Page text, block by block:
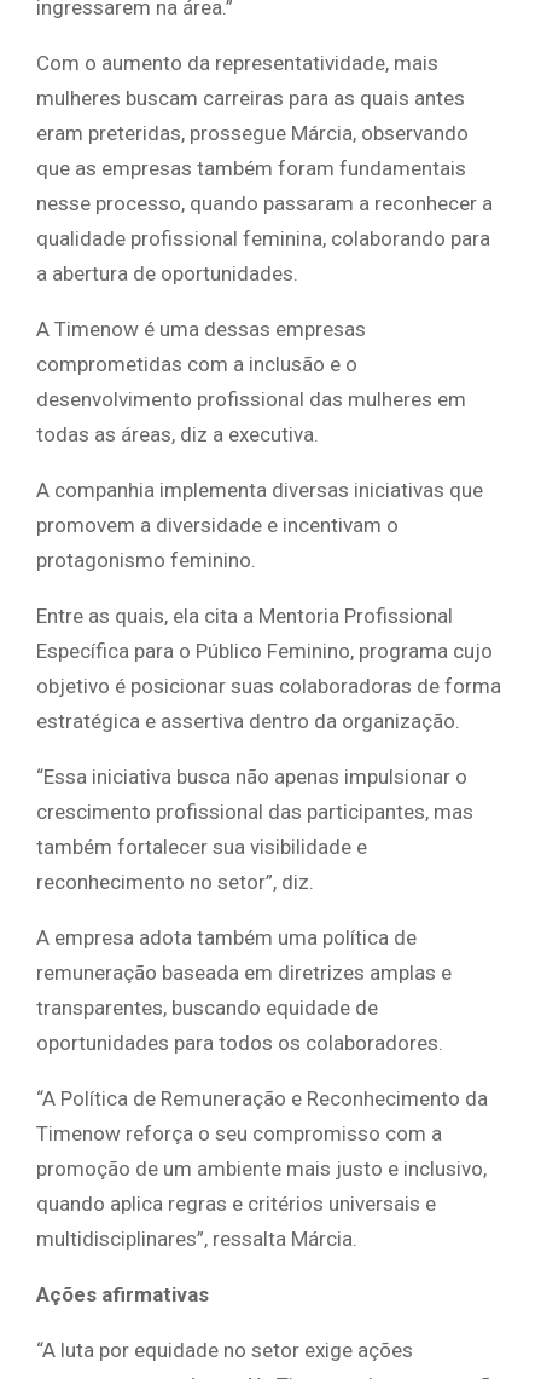
ingressarem na área.”
Com o aumento da representatividade, mais
mulheres buscam carreiras para as quais antes
eram preteridas, prossegue Márcia, observando
que as empresas também foram fundamentais
nesse processo, quando passaram a reconhecer a
qualidade profissional feminina, colaborando para
a abertura de oportunidades.
A Timenow é uma dessas empresas
comprometidas com a inclusão e o
desenvolvimento profissional das mulheres em
todas as áreas, diz a executiva.
A companhia implementa diversas iniciativas que
promovem a diversidade e incentivam o
protagonismo feminino.
Entre as quais, ela cita a Mentoria Profissional
Específica para o Público Feminino, programa cujo
objetivo é posicionar suas colaboradoras de forma
estratégica e assertiva dentro da organização.
“Essa iniciativa busca não apenas impulsionar o
crescimento profissional das participantes, mas
também fortalecer sua visibilidade e
reconhecimento no setor”, diz.
A empresa adota também uma política de
remuneração baseada em diretrizes amplas e
transparentes, buscando equidade de
oportunidades para todos os colaboradores.
“A Política de Remuneração e Reconhecimento da
Timenow reforça o seu compromisso com a
promoção de um ambiente mais justo e inclusivo,
quando aplica regras e critérios universais e
multidisciplinares”, ressalta Márcia.
Ações afirmativas
“A luta por equidade no setor exige ações